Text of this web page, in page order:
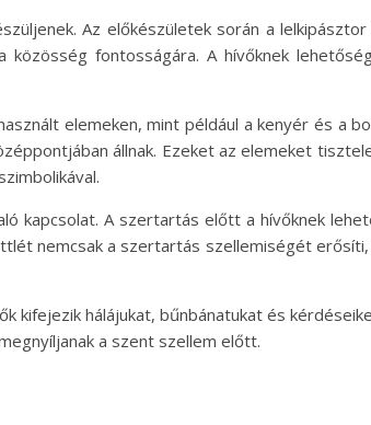
Az előkészületek során a lelkipásztor
fontosságára. A hívőknek
elemeken, mint például a kenyér és a
állnak. Ezeket az elemeket
kapcsolat. A szertartás előtt a hívőknek
nemcsak a szertartás szellemiségét erősíti,
kifejezik hálájukat, bűnbánatukat és
a szent szellem előtt.